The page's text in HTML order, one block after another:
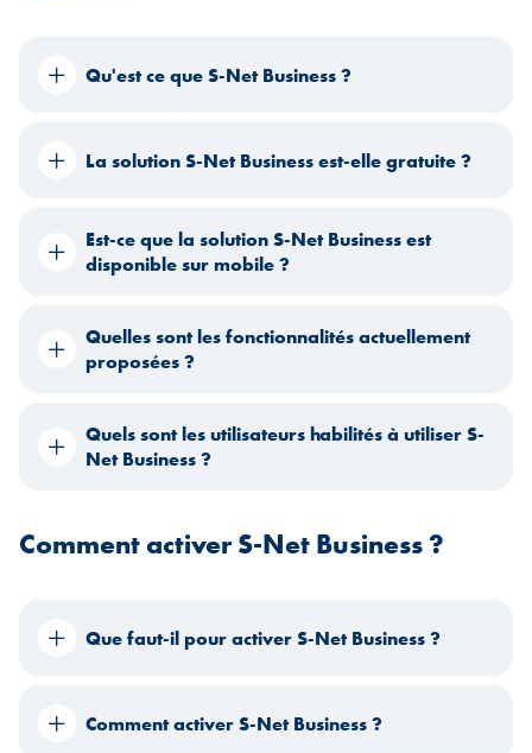
Qu'est ce que S-Net Business ?
La solution S-Net Business est-elle gratuite ?
Est-ce que la solution S-Net Business est
disponible sur mobile ?
Quelles sont les fonctionnalités actuellement
proposées ?
Quels sont les utilisateurs habilités à utiliser S-
Net Business ?
Comment activer S-Net Business ?
Que faut-il pour activer S-Net Business ?
Comment activer S-Net Business ?